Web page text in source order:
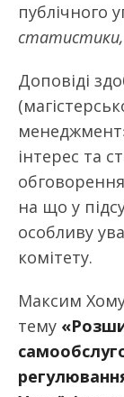
публічного
статистики,
Доповіді
інтерес та
обговорення
на що у
особливу
комітету.
Максим
тему